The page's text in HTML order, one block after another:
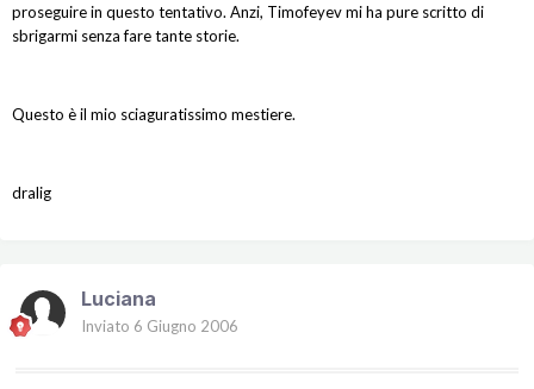
proseguire in questo tentativo. Anzi, Timofeyev mi ha pure scritto di
sbrigarmi senza fare tante storie.
Questo è il mio sciaguratissimo mestiere.
dralig
Luciana
Inviato 6 Giugno 2006